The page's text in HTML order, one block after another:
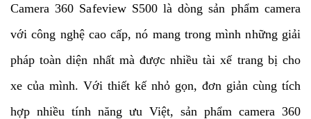
Camera 360 Safeview S500 là dòng sản phẩm camera
với công nghệ cao cấp, nó mang trong mình những giải
pháp toàn diện nhất mà được nhiều tài xế trang bị cho
xe của mình. Với thiết kế nhỏ gọn, đơn giản cùng tích
hợp nhiều tính năng ưu Việt, sản phẩm camera 360